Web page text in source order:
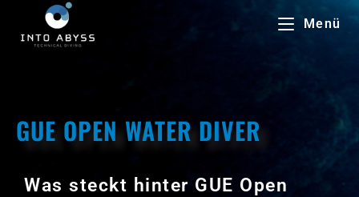
Menü
GUE OPEN WATER DIVER
Was steckt hinter GUE Open